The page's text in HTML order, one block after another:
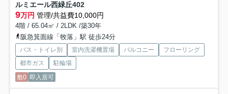
ルミエール西緑丘402
9万円 管理/共益費10,000円
4階 / 65.04㎡ / 2LDK /築30年
阪急箕面線「牧落」駅 徒歩24分
バス・トイレ別 室内洗濯機置場 バルコニー
フローリング
都市ガス
駐輪場
敷0 即入居可